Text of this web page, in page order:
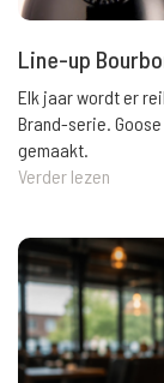
Line-up
Elk jaar wordt er
Brand-serie.
gemaakt.
Verder lezen